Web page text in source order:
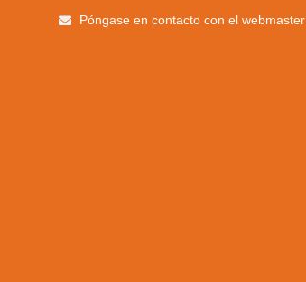
Póngase en contacto con el webmaster